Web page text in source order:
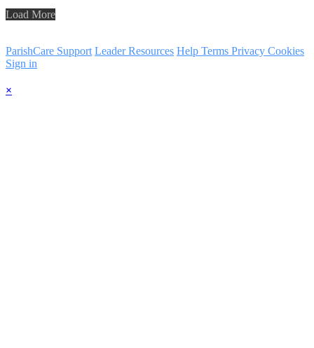
Load More
ParishCare Support Leader Resources Help Terms Privacy Cookies
Sign in
×